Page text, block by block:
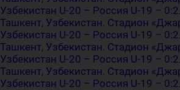
Узбекистан U-20 – Россия U-19 –
Ташкент, Узбекистан. Стадион
Узбекистан U-20 – Россия U-19 –
Ташкент, Узбекистан. Стадион
Узбекистан U-20 – Россия U-19 –
Ташкент, Узбекистан. Стадион
Узбекистан U-20 – Россия U-19 –